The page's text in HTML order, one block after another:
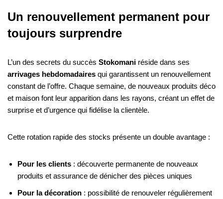
Un renouvellement permanent pour
toujours surprendre
L’un des secrets du succès Stokomani réside dans ses
arrivages hebdomadaires qui garantissent un renouvellement
constant de l’offre. Chaque semaine, de nouveaux produits déco
et maison font leur apparition dans les rayons, créant un effet de
surprise et d’urgence qui fidélise la clientèle.
Cette rotation rapide des stocks présente un double avantage :
Pour les clients : découverte permanente de nouveaux
produits et assurance de dénicher des pièces uniques
Pour la décoration : possibilité de renouveler régulièrement